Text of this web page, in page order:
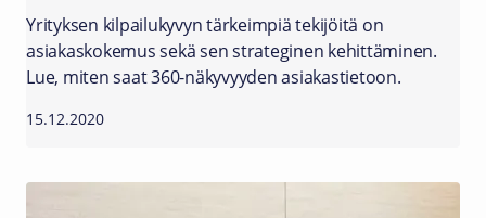
Yrityksen kilpailukyvyn tärkeimpiä tekijöitä on
asiakaskokemus sekä sen strateginen kehittäminen.
Lue, miten saat 360-näkyvyyden asiakastietoon.
15.12.2020